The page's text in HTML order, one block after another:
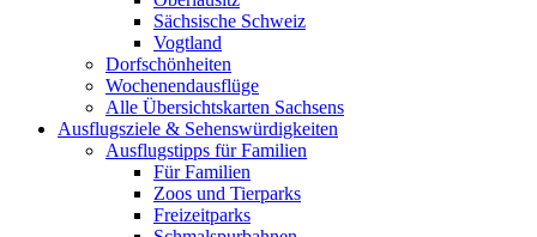
Sächsische Schweiz
Vogtland
Dorfschönheiten
Wochenendausflüge
Alle Übersichtskarten Sachsens
Ausflugsziele & Sehenswürdigkeiten
Ausflugstipps für Familien
Für Familien
Zoos und Tierparks
Freizeitparks